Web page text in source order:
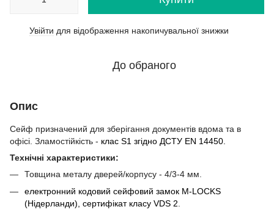
Увійти для відображення накопичувальної знижки
До обраного
Опис
Сейф призначений для зберігання документів вдома та в
офісі. Зламостійкість - клас S1 згідно ДСТУ EN 14450.
Технічні характеристики:
Товщина металу дверей/корпусу - 4/3-4 мм.
електронний кодовий сейфовий замок M-LOCKS
(Нідерланди), сертифікат класу VDS 2